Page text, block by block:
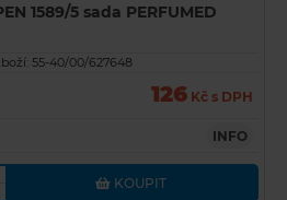
1589/5 sada PERFUMED
55-40/00/627648
126 Kč s DPH
INFO
KOUPIT